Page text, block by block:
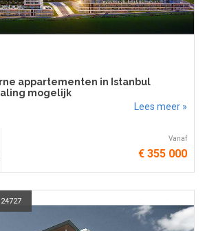
appartementen in Istanbul
mogelijk
Lees meer »
Vanaf
€ 355 000
24727